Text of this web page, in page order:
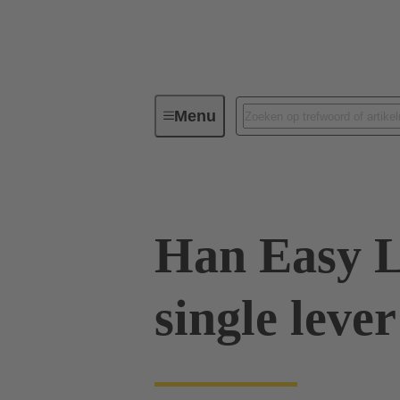
MenuIndustriële connectoren/Han®
Han Easy
single